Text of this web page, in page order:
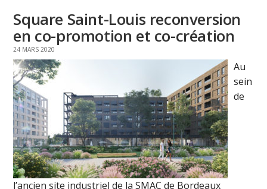
Square Saint-Louis reconversion
en co-promotion et co-création
24 MARS 2020
Au
sein
de
l’ancien site industriel de la SMAC de Bordeaux